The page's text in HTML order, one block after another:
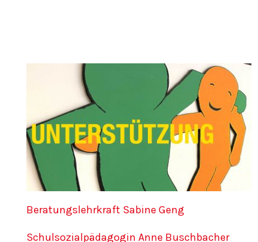
Beratungslehrkraft Sabine Geng
Schulsozialpädagogin Anne Buschbacher